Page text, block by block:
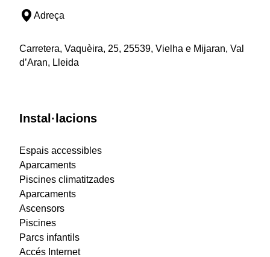
Adreça
Carretera, Vaquèira, 25, 25539, Vielha e Mijaran, Val
d’Aran, Lleida
Instal·lacions
Espais accessibles
Aparcaments
Piscines climatitzades
Aparcaments
Ascensors
Piscines
Parcs infantils
Accés Internet